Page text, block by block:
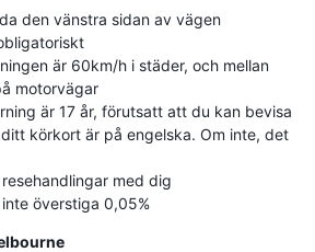
den vänstra sidan av vägen
är 60km/h i städer, och mellan
motorvägar
är 17 år, förutsatt att du kan bevisa
körkort är på engelska. Om inte, det
med dig
överstiga 0,05%